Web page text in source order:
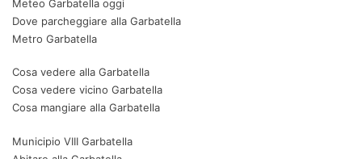
Meteo Garbatella oggi
Dove parcheggiare alla Garbatella
Metro Garbatella
Cosa vedere alla Garbatella
Cosa vedere vicino Garbatella
Cosa mangiare alla Garbatella
Municipio VIII Garbatella